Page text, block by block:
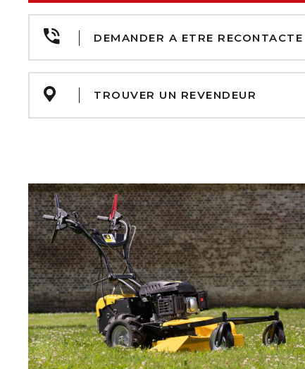
DEMANDER A ETRE RECONTACTE
TROUVER UN REVENDEUR